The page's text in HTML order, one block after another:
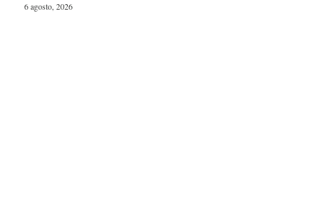
6 agosto, 2026